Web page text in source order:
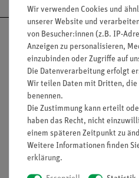
Nach
Informationen
Unternehmen
Wir verwenden Cookies und
unserer Website und
von Besucher:innen (z.B. IP-
Anzeigen zu personalisieren,
einzubinden oder Zugriffe auf
Die Datenverarbeitung erfolgt
Wir teilen Daten mit Dritten,
benennen.
Die Zustimmung kann erteilt
haben das Recht, nicht
einem späteren Zeitpunkt zu
Weitere Informationen finden
erklärung.